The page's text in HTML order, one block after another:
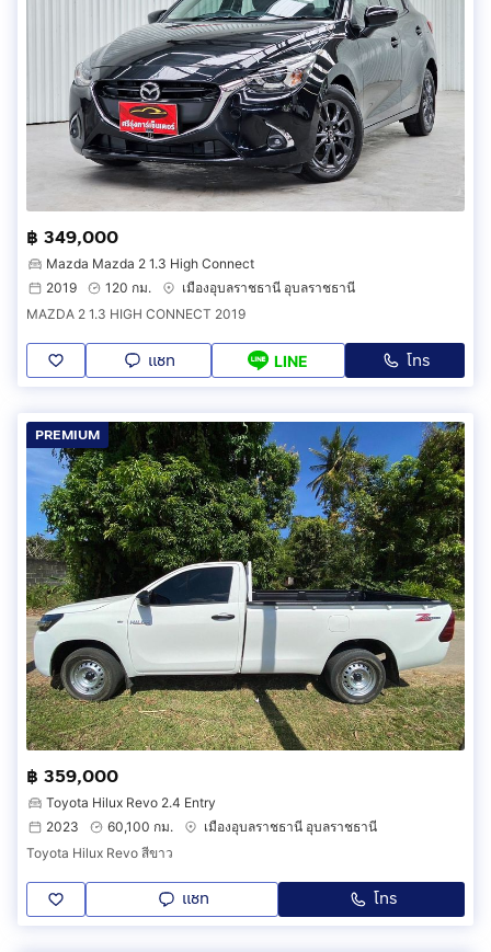
฿ 349,000
Mazda Mazda 2 1.3 High Connect
2019
120 กม.
เมืองอุบลราชธานี อุบลราชธานี
MAZDA 2 1.3 HIGH CONNECT 2019
แชท LINE โทร
PREMIUM
฿ 359,000
Toyota Hilux Revo 2.4 Entry
2023
60,100 กม.
เมืองอุบลราชธานี อุบลราชธานี
Toyota Hilux Revo สีขาว
แชท โทร